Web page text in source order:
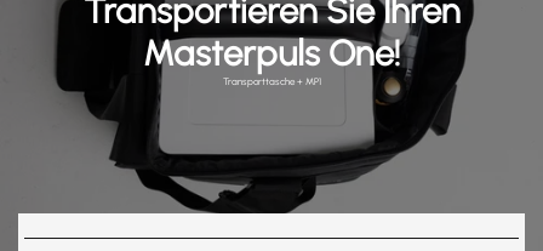
Transportieren Sie Ihren
Masterpuls One!
Transporttasche + MP1